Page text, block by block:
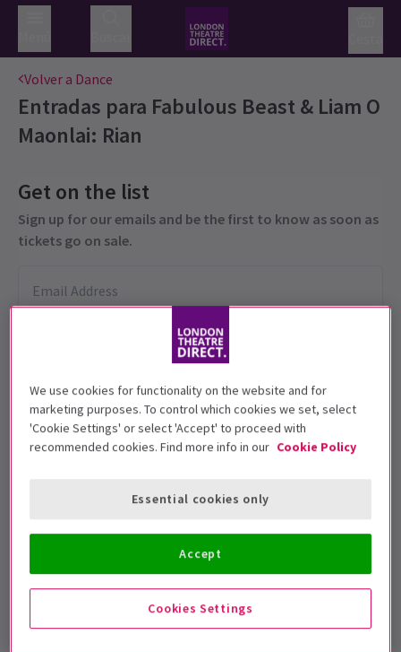
Volver a Dance
Entradas para Fabulous Beast & Liam O
Maonlai: Rian
Get on the list
Sign up for our emails and be the first to know as soon as
tickets go on sale.
5 años
24th & 25th October 2011
Duración: 80 minutes - no interval
We use cookies for functionality on the website and for
marketing purposes. To control which cookies we set, select
'Cookie Settings' or select 'Accept' to proceed with
recommended cookies. Find more info in our Cookie Policy
Cookies Settings
Essential cookies only
Accept